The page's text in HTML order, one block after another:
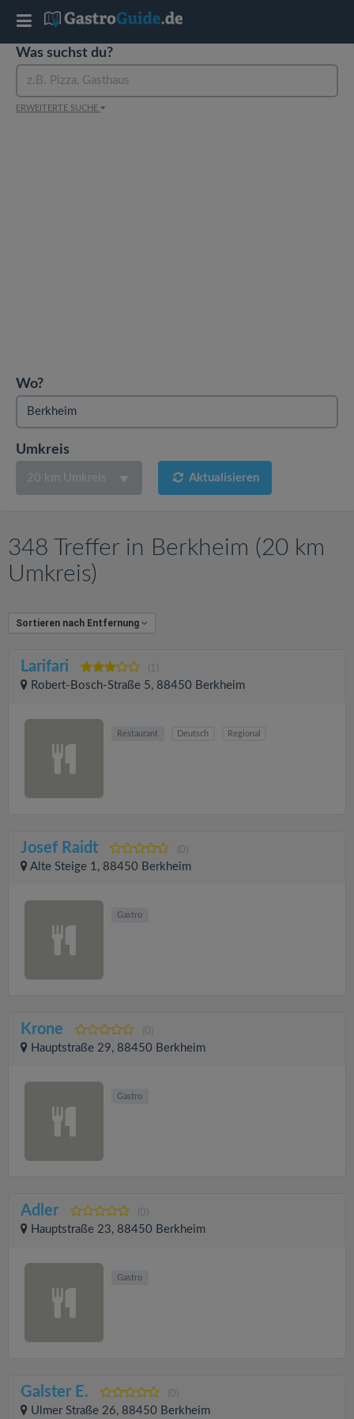
Was suchst du?
ERWEITERTE SUCHE
Wo?
Umkreis
20 km Umkreis Aktualisieren
348 Treffer in Berkheim (20 km
Umkreis)
Sortieren nach Entfernung
Larifari (1)
Robert-Bosch-Straße 5, 88450 Berkheim
Restaurant Deutsch Regional
Josef Raidt (0)
Alte Steige 1, 88450 Berkheim
Gastro
Krone (0)
Hauptstraße 29, 88450 Berkheim
Gastro
Adler (0)
Hauptstraße 23, 88450 Berkheim
Gastro
Galster E. (0)
Ulmer Straße 26, 88450 Berkheim
T
o
g
i
a